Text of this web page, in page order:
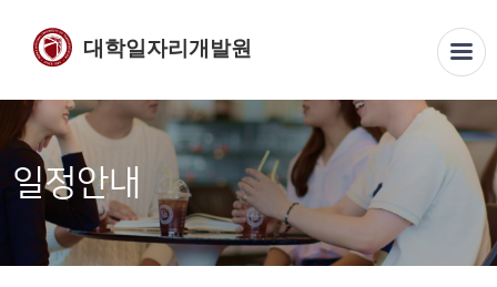
대학일자리개발원
일정안내